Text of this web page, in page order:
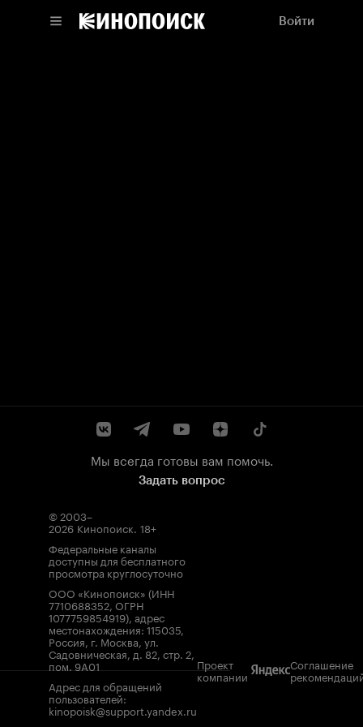
Войти
Мы всегда готовы вам помочь.
Задать вопрос
© 2003–
2026 Кинопоиск. 18+
Федеральные каналы
доступны для бесплатного
просмотра круглосуточно
ООО «Кинопоиск» (ИНН
7710688352, ОГРН
1077759854919), адрес
местонахождения: 115035,
Россия, г. Москва, ул.
Садовническая, д. 82, стр. 2,
пом. 9А01
Адрес для обращений
пользователей:
kinopoisk@support.yandex.ru
Проект
компании
Соглашение